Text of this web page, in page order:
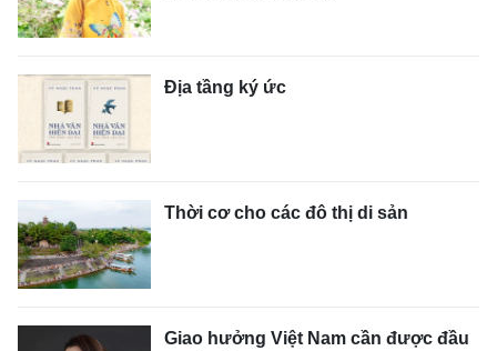
Địa tầng ký ức
Thời cơ cho các đô thị di sản
Giao hưởng Việt Nam cần được đầu